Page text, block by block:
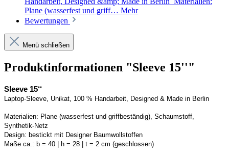
Plane (wasserfest und griff… Mehr
Bewertungen
Menü schließen
Produktinformationen "Sleeve 15''"
Sleeve 15‘‘
Laptop-Sleeve, Unikat, 100 % Handarbeit, Designed & Made in Berlin
Materialien: Plane (wasserfest und griffbeständig), Schaumstoff,
Synthetik-Netz
Design: bestickt mit Designer Baumwollstoffen
Maße ca.: b = 40 | h = 28 | t = 2 cm (geschlossen)